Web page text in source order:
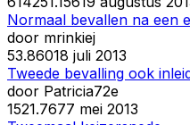
Normaal bevallen na een
door mrinkiej
53.86018 juli 2013
Tweede bevalling ook
door Patricia72e
1521.7677 mei 2013